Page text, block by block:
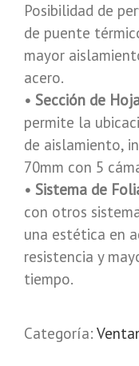
Posibilidad de
de puente
mayor
acero.
• Sección de
permite la
de aislamiento,
70mm con 5
• Sistema de
con otros
una estética en
resistencia y
tiempo.
Categoría: